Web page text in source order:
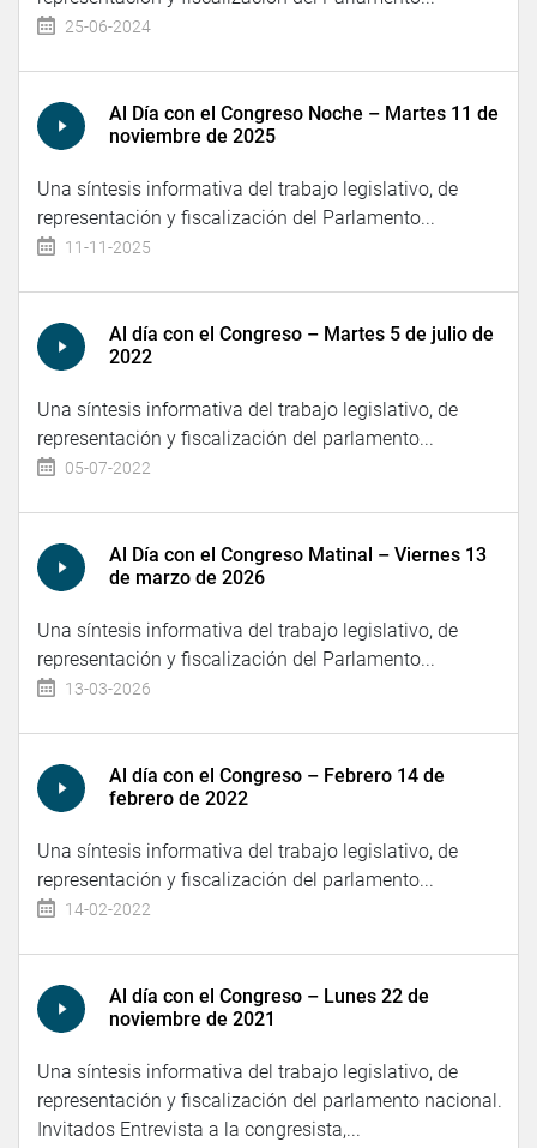
25-06-2024
Al Día con el Congreso Noche – Martes 11 de
noviembre de 2025
Una síntesis informativa del trabajo legislativo, de
representación y fiscalización del Parlamento...
11-11-2025
Al día con el Congreso – Martes 5 de julio de
2022
Una síntesis informativa del trabajo legislativo, de
representación y fiscalización del parlamento...
05-07-2022
Al Día con el Congreso Matinal – Viernes 13
de marzo de 2026
Una síntesis informativa del trabajo legislativo, de
representación y fiscalización del Parlamento...
13-03-2026
Al día con el Congreso – Febrero 14 de
febrero de 2022
Una síntesis informativa del trabajo legislativo, de
representación y fiscalización del parlamento...
14-02-2022
Al día con el Congreso – Lunes 22 de
noviembre de 2021
Una síntesis informativa del trabajo legislativo, de
representación y fiscalización del parlamento nacional.
Invitados Entrevista a la congresista,...